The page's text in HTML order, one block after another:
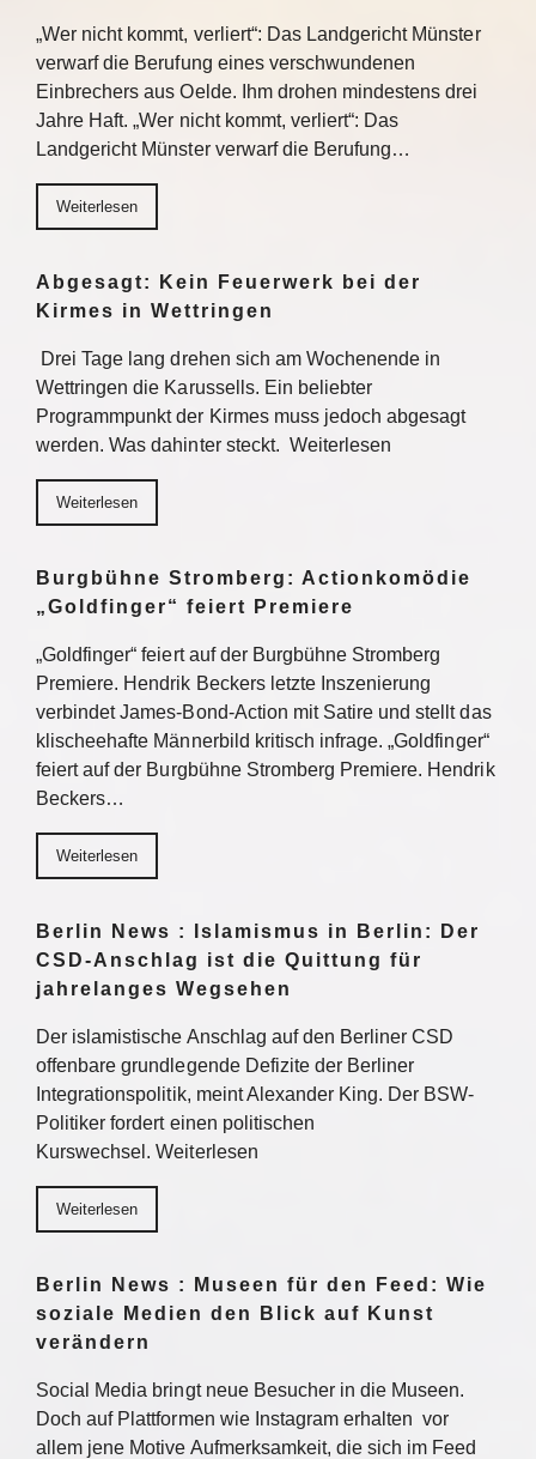
„Wer nicht kommt, verliert“: Das Landgericht Münster
verwarf die Berufung eines verschwundenen
Einbrechers aus Oelde. Ihm drohen mindestens drei
Jahre Haft. „Wer nicht kommt, verliert“: Das
Landgericht Münster verwarf die Berufung…
Weiterlesen
Abgesagt: Kein Feuerwerk bei der
Kirmes in Wettringen
Drei Tage lang drehen sich am Wochenende in
Wettringen die Karussells. Ein beliebter
Programmpunkt der Kirmes muss jedoch abgesagt
werden. Was dahinter steckt. Weiterlesen
Weiterlesen
Burgbühne Stromberg: Actionkomödie
„Goldfinger“ feiert Premiere
„Goldfinger“ feiert auf der Burgbühne Stromberg
Premiere. Hendrik Beckers letzte Inszenierung
verbindet James-Bond-Action mit Satire und stellt das
klischeehafte Männerbild kritisch infrage. „Goldfinger“
feiert auf der Burgbühne Stromberg Premiere. Hendrik
Beckers…
Weiterlesen
Berlin News : Islamismus in Berlin: Der
CSD-Anschlag ist die Quittung für
jahrelanges Wegsehen
Der islamistische Anschlag auf den Berliner CSD
offenbare grundlegende Defizite der Berliner
Integrationspolitik, meint Alexander King. Der BSW-
Politiker fordert einen politischen
Kurswechsel. Weiterlesen
Weiterlesen
Berlin News : Museen für den Feed: Wie
soziale Medien den Blick auf Kunst
verändern
Social Media bringt neue Besucher in die Museen.
Doch auf Plattformen wie Instagram erhalten vor
allem jene Motive Aufmerksamkeit, die sich im Feed